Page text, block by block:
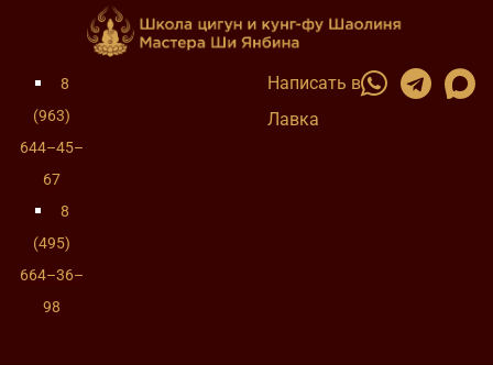
8
(963)
644–45–
67
8
(495)
664–36–
98
Написать в
Лавка